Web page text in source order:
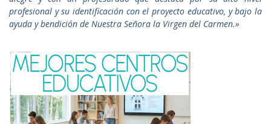
profesional y su identificación con el proyecto educativo, y bajo la
ayuda y bendición de Nuestra Señora la Virgen del Carmen.»